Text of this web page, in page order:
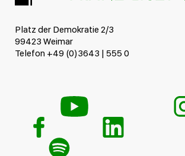
Platz der Demokratie 2/3
99423 Weimar
Telefon +49 (0)3643 | 555 0